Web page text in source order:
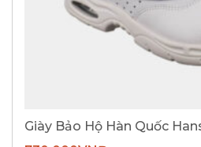
Giày Bảo Hộ Hàn Quốc